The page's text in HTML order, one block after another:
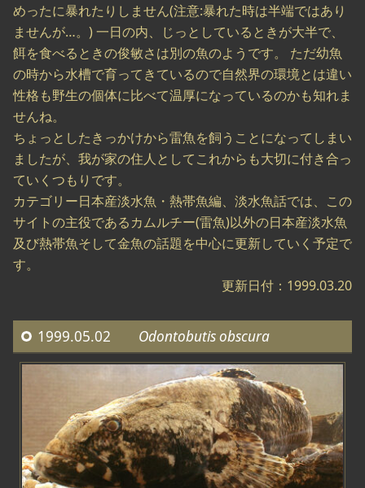
めったに暴れたりしません(注意:暴れた時は半端ではあり
ませんが…。) 一日の内、じっとしているときが大半で、
餌を食べるときの俊敏さは別の魚のようです。 ただ幼魚
の時から水槽で育ってきているので自然界の環境とは違い
性格も野生の個体に比べて温厚になっているのかも知れま
せんね。
ちょっとしたきっかけから雷魚を飼うことになってしまい
ましたが、我が家の住人としてこれからも大切に付き合っ
ていくつもりです。
カテゴリー日本産淡水魚・熱帯魚編、淡水魚話では、この
サイトの主役であるカムルチー(雷魚)以外の日本産淡水魚
及び熱帯魚そして金魚の話題を中心に更新していく予定で
す。
更新日付：1999.03.20
1999.05.02 Odontobutis obscura